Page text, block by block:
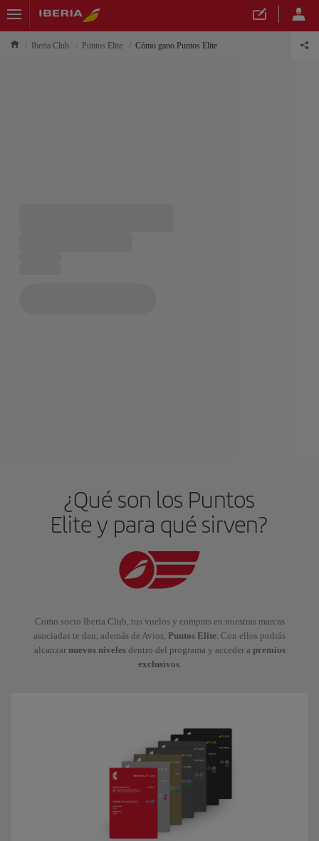
Iberia Club Puntos Elite Cómo gano Puntos Elite
¿Qué son los Puntos
Elite y para qué sirven?
Como socio Iberia Club, tus vuelos y compras en nuestras marcas
asociadas te dan, además de Avios, Puntos Elite. Con ellos podrás
alcanzar nuevos nivelesdentro del programa y acceder a premios
exclusivos.